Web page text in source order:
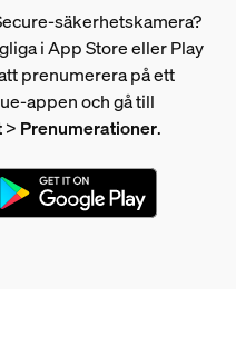
säkerhetskamera?
i App Store eller Play
prenumerera på ett
appen och gå till
> Prenumerationer.